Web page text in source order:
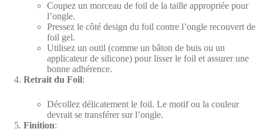
Coupez un morceau de foil de la taille appropriée pour
l’ongle.
Pressez le côté design du foil contre l’ongle recouvert de
foil gel.
Utilisez un outil (comme un bâton de buis ou un
applicateur de silicone) pour lisser le foil et assurer une
bonne adhérence.
Retrait du Foil:
Décollez délicatement le foil. Le motif ou la couleur
devrait se transférer sur l’ongle.
Finition: